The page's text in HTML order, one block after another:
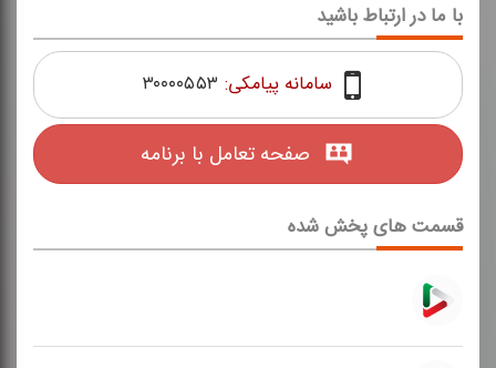
قسمت های پخش شده
با ما در ارتباط باشید
سامانه پیامکی: ۳۰۰۰۰۵۵۳
صفحه تعامل با برنامه